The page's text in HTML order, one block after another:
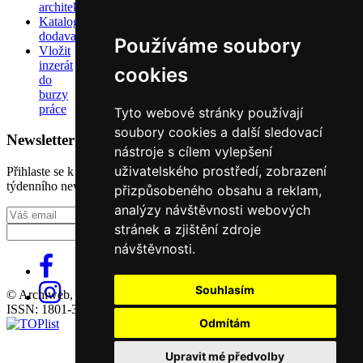
Používáme soubory
cookies
Tyto webové stránky používají
soubory cookies a další sledovací
nástroje s cílem vylepšení
uživatelského prostředí, zobrazení
přizpůsobeného obsahu a reklam,
analýzy návštěvnosti webových
stránek a zjištění zdroje
návštěvnosti.
Souhlasím
Odmítám
Upravit mé předvolby
architektů
Katalog
dodavatelů
Vložit
inzerát
do
burzy
práce
Newsletter
Přihlaste se k odběru našeho pravidelného
týdenního newsletteru:
Fill in „nospam“
© Archiweb, s.r.o. 1997-2026
ISSN: 1801-3902